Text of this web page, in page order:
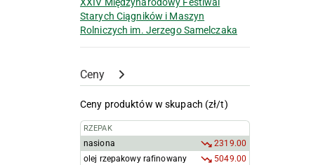
XXIV Międzynarodowy Festiwal
Starych Ciągników i Maszyn
Rolniczych im. Jerzego Samelczaka
Ceny
Ceny produktów w skupach (zł/t)
RZEPAK
nasiona
2319.00
olej rzepakowy rafinowany
5049.00